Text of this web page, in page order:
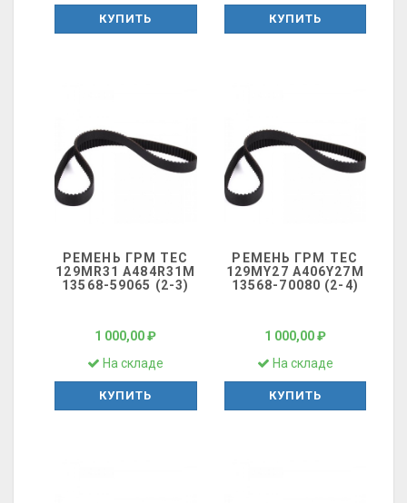
КУПИТЬ КУПИТЬ
РЕМЕНЬ ГРМ ТЕС
129MR31 A484R31M
13568-59065 (2-3)
1 000,00 ₽
На складе
КУПИТЬ
РЕМЕНЬ ГРМ ТЕС
129MY27 A406Y27M
13568-70080 (2-4)
1 000,00 ₽
На складе
КУПИТЬ